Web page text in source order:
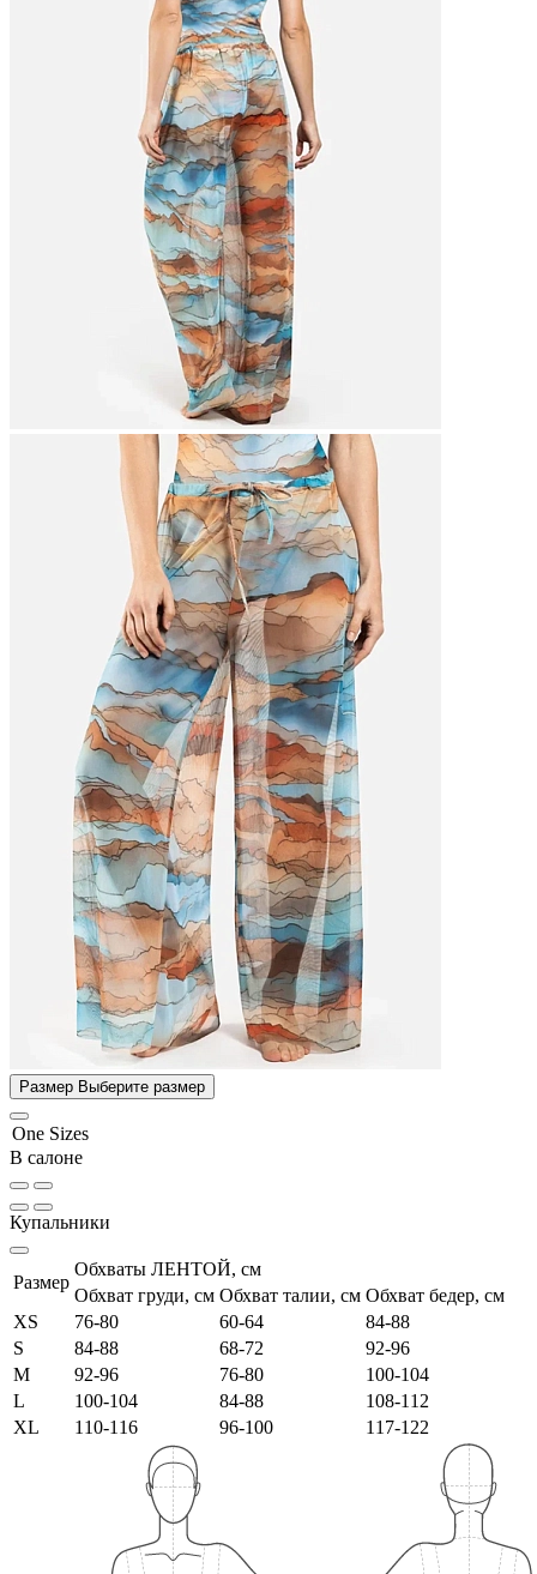
Размер Выберите размер
One Sizes
В салоне
Купальники
Размер
Обхваты ЛЕНТОЙ, см
Обхват груди, см Обхват талии, см Обхват бедер, см
XS
76-80 60-64
84-88
S
84-88 68-72
92-96
M
92-96 76-80
100-104
L
100-104 84-88
108-112
XL
110-116 96-100 117-122